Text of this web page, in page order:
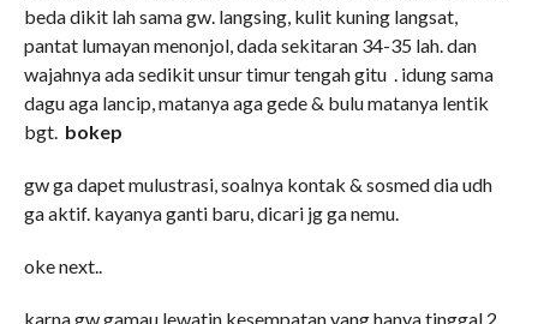
beda dikit lah sama gw. langsing, kulit kuning langsat,
pantat lumayan menonjol, dada sekitaran 34-35 lah. dan
wajahnya ada sedikit unsur timur tengah gitu . idung sama
dagu aga lancip, matanya aga gede & bulu matanya lentik
bgt. bokep
gw ga dapet mulustrasi, soalnya kontak & sosmed dia udh
ga aktif. kayanya ganti baru, dicari jg ga nemu.
oke next..
karna gw gamau lewatin kesempatan yang hanya tinggal 2